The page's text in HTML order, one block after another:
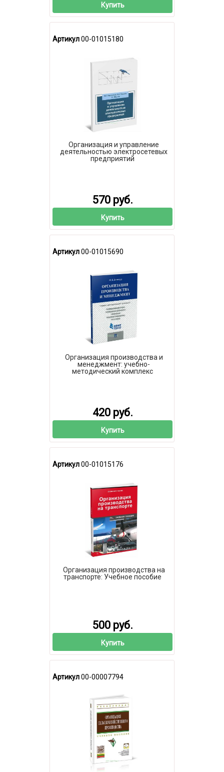
Купить
Артикул00-01015180
Организация и управление
деятельностью электросетевых
предприятий
570 руб.
Купить
Артикул00-01015690
Организация производства и
менеджмент: учебно-
методический комплекс
420 руб.
Купить
Артикул00-01015176
Организация производства на
транспорте: Учебное пособие
500 руб.
Купить
Артикул00-00007794